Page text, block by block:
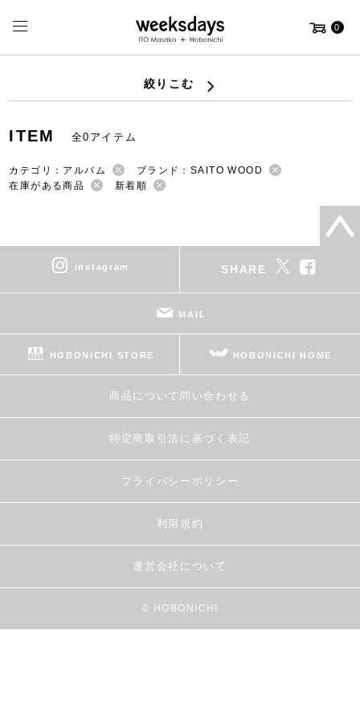
0
絞りこむ
ITEM 全0アイテム
カテゴリ：アルバム
ブランド：SAITO WOOD
在庫がある商品
新着順
instagram SHARE
MAIL
HOBONICHI STORE HOBONICHI HOME
商品について問い合わせる
特定商取引法に基づく表記
プライバシーポリシー
利用規約
運営会社について
© HOBONICHI